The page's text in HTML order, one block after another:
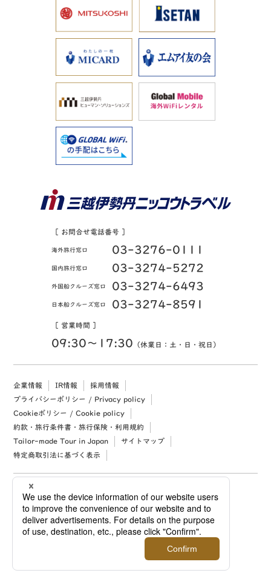
［ お問合せ電話番号 ］
海外旅行窓口 03-3276-0111
国内旅行窓口 03-3274-5272
外国船クルーズ窓口 03-3274-6493
日本船クルーズ窓口 03-3274-8591
［ 営業時間 ］
09:30〜17:30 （休業日：土・日・祝日）
企業情報 IR情報
採用情報
プライバシーポリシー / Privacy policy
Cookieポリシー / Cookie policy
約款・旅行条件書・旅行保険・利用規約
Tailor-made Tour in Japan
サイトマップ
特定商取引法に基づく表示
Copyright (c) 2026 Mitsukoshi Isetan Nikko Travel, Ltd. All rights reserved.